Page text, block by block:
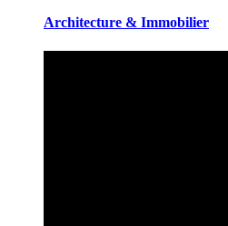
Architecture & Immobilier